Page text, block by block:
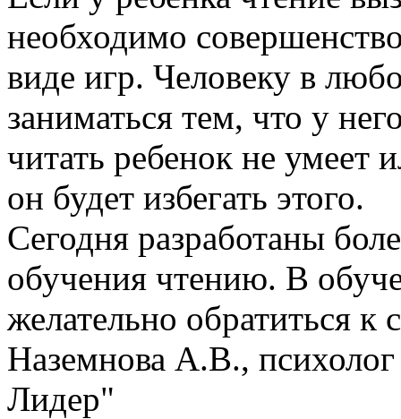
необходимо
виде игр. Человеку в
заниматься тем, что у
читать ребенок не умеет
он будет избегать этого.
Сегодня разработаны
обучения чтению. В
желательно обратиться к
Наземнова А.В.,
Лидер"